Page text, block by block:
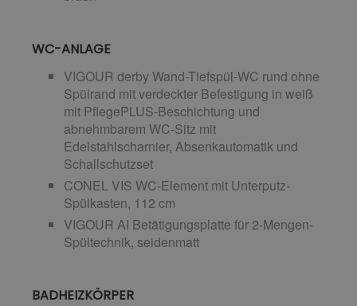
WC-ANLAGE
VIGOUR derby Wand-Tiefspül-WC rund ohne
Spülrand mit verdeckter Befestigung in weiß
mit PflegePLUS-Beschichtung und
abnehmbarem WC-Sitz mit
Edelstahlscharnier, Absenkautomatik und
Schallschutzset
CONEL VIS WC-Element mit Unterputz-
Spülkasten, 112 cm
VIGOUR AI Betätigungsplatte für 2-Mengen-
Spültechnik, seidenmatt
BADHEIZKÖRPER